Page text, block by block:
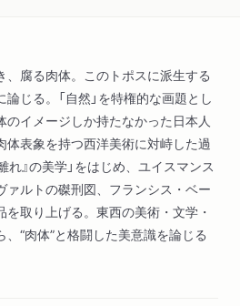
腐る肉体。このトポスに派生する
じる。「自然」を特権的な画題とし
のイメージしか持たなかった日本人
体表象を持つ西洋美術に対峙した過
れ』の美学」をはじめ、ユイスマンス
ァルトの磔刑図、フランシス・ベー
取り上げる。東西の美術・文学・
“肉体”と格闘した美意識を論じる